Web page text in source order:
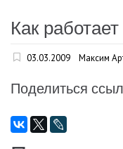
Как
03.03.2009 Максим
Поделиться